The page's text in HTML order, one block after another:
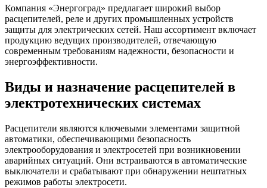
Компания «Энергоград» предлагает широкий выбор
расцепителей, реле и других промышленных устройств
защиты для электрических сетей. Наш ассортимент включает
продукцию ведущих производителей, отвечающую
современным требованиям надежности, безопасности и
энергоэффективности.
Виды и назначение расцепителей в
электротехнических системах
Расцепители являются ключевыми элементами защитной
автоматики, обеспечивающими безопасность
электрооборудования и электросетей при возникновении
аварийных ситуаций. Они встраиваются в автоматические
выключатели и срабатывают при обнаружении нештатных
режимов работы электросети.